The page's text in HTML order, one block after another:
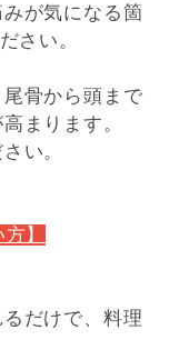
が気になる箇
さい。
骨から頭まで
まります。
い。
】
だけで、料理